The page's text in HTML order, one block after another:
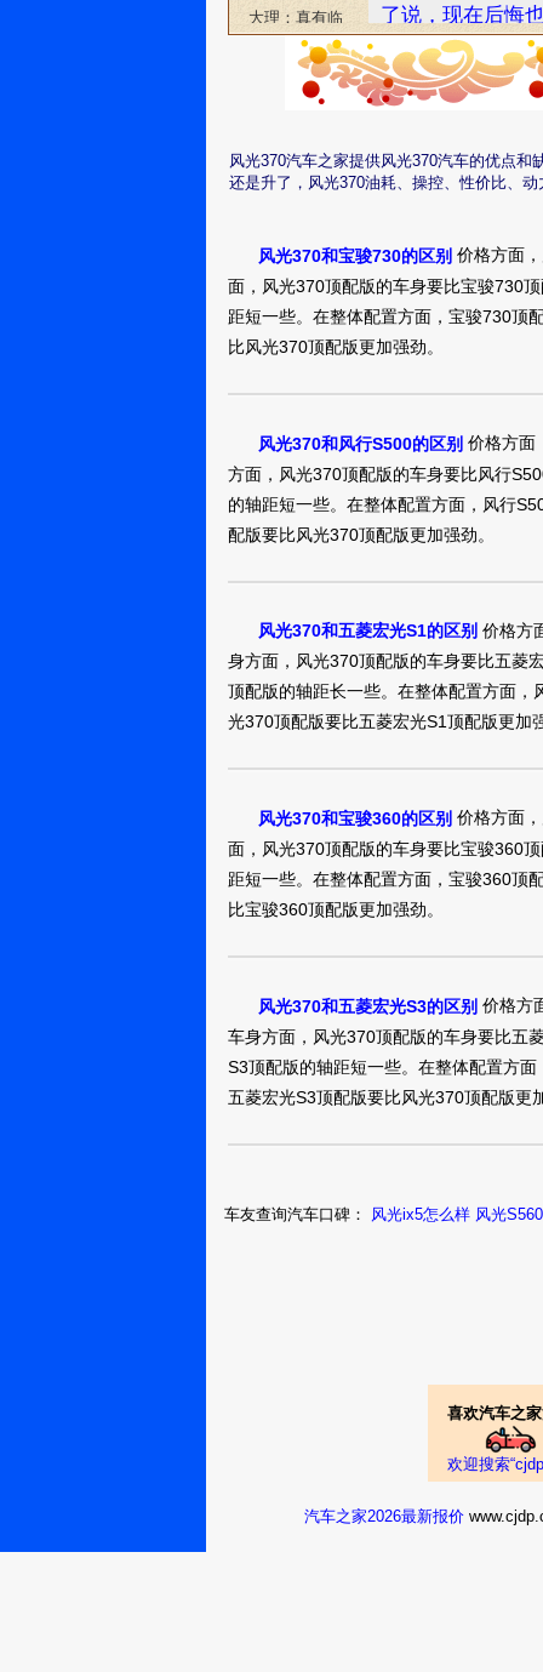
大理：真有临
空的感觉
了说，现在后悔
吧
南阳：
风光3702016
网上看了几款7万
厦门：
hmc_62e52c03b33
风光3702016
真实油耗：9.0L/
遇到一点点小问
车主舍得出钱马
妈的气人。朋友
厦门：用户
10232800
厂家真会忽悠人
门的两个喇叭根
说是配置没有，
厦门：天敌天
敌
我想问问大家这
南充：
huzi12316
风光3702016
以代步。节假日
风光3702016
003
风光3702016
一个月不到，机
风光3702016
真实油耗：跑高
的成长空间的，
还是有的，没办
家四口想去哪就
风光3702016
风光370汽车之家提供风光370汽车的优点
还是升了，风光370油耗、操控、性价比、
风光370和宝骏730的区别 价格方面
面，风光370顶配版的车身要比宝骏730
距短一些。在整体配置方面，宝骏730顶
比风光370顶配版更加强劲。
风光370和风行S500的区别 价格方面
方面，风光370顶配版的车身要比风行
的轴距短一些。在整体配置方面，风行
配版要比风光370顶配版更加强劲。
风光370和五菱宏光S1的区别 价格方
身方面，风光370顶配版的车身要比五菱
顶配版的轴距长一些。在整体配置方面
光370顶配版要比五菱宏光S1顶配版更加
风光370和宝骏360的区别 价格方面
面，风光370顶配版的车身要比宝骏360
距短一些。在整体配置方面，宝骏360顶
比宝骏360顶配版更加强劲。
风光370和五菱宏光S3的区别 价格方
车身方面，风光370顶配版的车身要比五
S3顶配版的轴距短一些。在整体配置方
五菱宏光S3顶配版要比风光370顶配版更
车友查询汽车口碑： 风光ix5怎么样 风光
喜欢汽车之
欢迎搜索
汽车之家2026最新报价